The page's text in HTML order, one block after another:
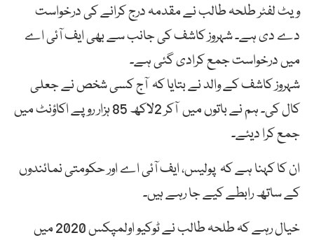
ویٹ لفٹر طلحہ طالب نے مقدمہ درج کرانے کی درخواست
دے دی ہے۔ شہروز کاشف کی جانب سے بھی ایف آئی اے
میں درخواست جمع کرادی گئی ہے۔
شہروز کاشف کے والد نے بتایا کہ آج کسی شخص نے جعلی
کال کی۔ ہم نے باتوں میں آکر 2لاکھ 85 ہزار روپے اکاؤنٹ میں
جمع کرا دیئے۔
ان کا کہنا ہے کہ پولیس، ایف آئی اے اور حکومتی نمائندوں
کے ساتھ رابطے کیے جا رہے ہیں۔
خیال رہے کہ طلحہ طالب نے ٹوکیو اولمپکس 2020 میں